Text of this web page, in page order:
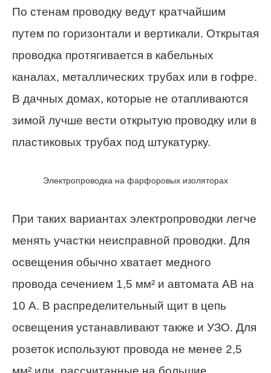
По стенам проводку ведут кратчайшим
путем по горизонтали и вертикали. Открытая
проводка протягивается в кабельных
каналах, металлических трубах или в гофре.
В дачных домах, которые не отапливаются
зимой лучше вести открытую проводку или в
пластиковых трубах под штукатурку.
Электропроводка на фарфоровых изоляторах
При таких вариантах электропроводки легче
менять участки неисправной проводки. Для
освещения обычно хватает медного
провода сечением 1,5 мм² и автомата AB на
10 А. В распределительный щит в цепь
освещения устанавливают также и УЗО. Для
розеток используют провода не менее 2,5